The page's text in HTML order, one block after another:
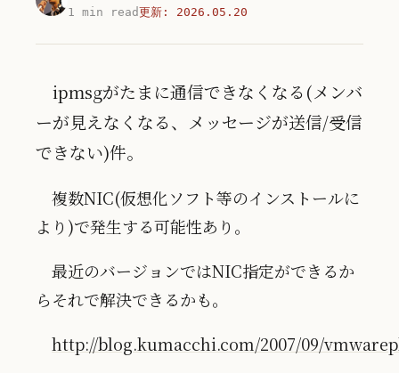
1 min read更新: 2026.05.20
ipmsgがたまに通信できなくなる(メンバ
ーが見えなくなる、メッセージが送信/受信
できない)件。
複数NIC(仮想化ソフト等のインストールに
より)で発生する可能性あり。
最近のバージョンではNIC指定ができるか
らそれで解決できるかも。
http://blog.kumacchi.com/2007/09/